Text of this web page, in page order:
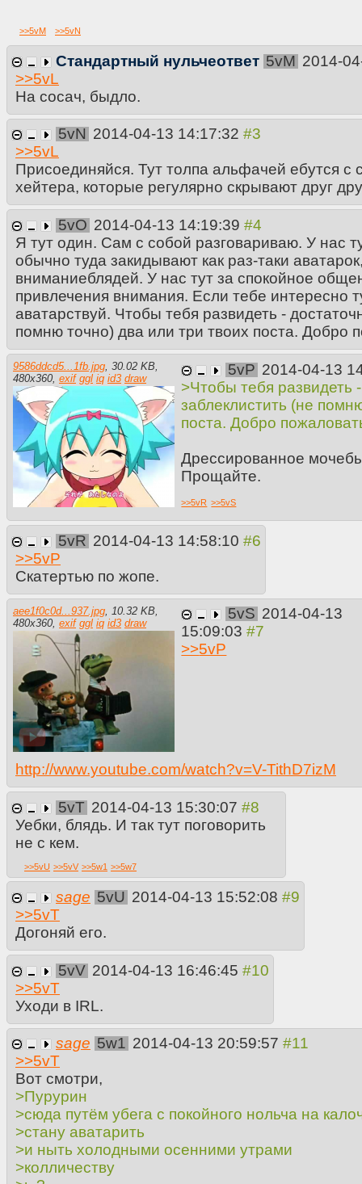
>>5vM >>5vN
Стандартный нульчеответ 5vM 2014-
>>5vL
На сосач, быдло.
5vN 2014-04-13 14:17:32
>>5vL
Присоединяйся. Тут толпа альфачей ебутся с
хейтера, которые регулярно скрывают друг
5vO 2014-04-13 14:19:39
Я тут один. Сам с собой разговариваю. У нас
обычно туда закидывают как раз-таки
вниманиеблядей. У нас тут за спокойное
привлечения внимания. Если тебе интересно
аватарствуй. Чтобы тебя развидеть -
помню точно) два или три твоих поста. Добро
9586ddcd5...1fb.jpg 30.02 KB
480x360 exif ggl iq id3 draw
5vP 2014-04-13
>Чтобы тебя развидеть
заблеклистить (не
поста. Добро
Дрессированное
Прощайте.
>>5vR >>5vS
5vR 2014-04-13 14:58:10
>>5vP
Скатертью по жопе.
aee1f0c0d...937.jpg 10.32 KB
480x360 exif ggl iq id3 draw
5vS 2014-04-13
15:09:03
>>5vP
http://www.youtube.com/watch?v=V-TithD7izM
5vT 2014-04-13 15:30:07
Уебки, блядь. И так тут поговорить
не с кем.
>>5vU >>5vV >>5w1 >>5w7
sage 5vU 2014-04-13 15:52:08
>>5vT
Догоняй его.
5vV 2014-04-13 16:46:45
>>5vT
Уходи в IRL.
sage 5w1 2014-04-13 20:59:57
>>5vT
Вот смотри,
>Пурурин
>сюда путём убега с покойного нольча на
>стану аватарить
>и ныть холодными осенними утрами
>колличеству